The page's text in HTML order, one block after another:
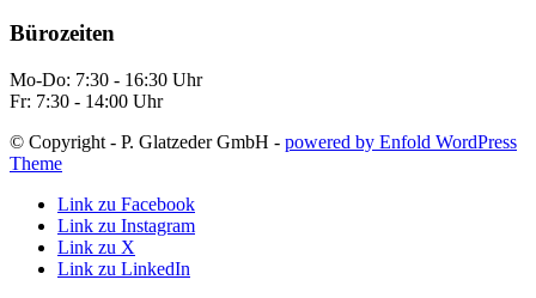
Bürozeiten
Mo-Do: 7:30 - 16:30 Uhr
Fr: 7:30 - 14:00 Uhr
© Copyright - P. Glatzeder GmbH - powered by Enfold WordPress
Theme
Link zu Facebook
Link zu Instagram
Link zu X
Link zu LinkedIn